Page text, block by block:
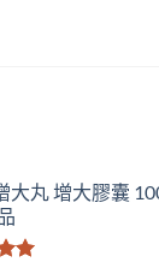
大丸 增大膠囊